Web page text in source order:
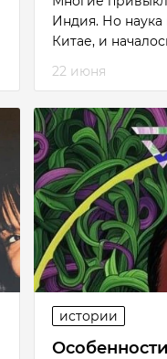
Индия. Но наука
Китае, и
22 июня
истории